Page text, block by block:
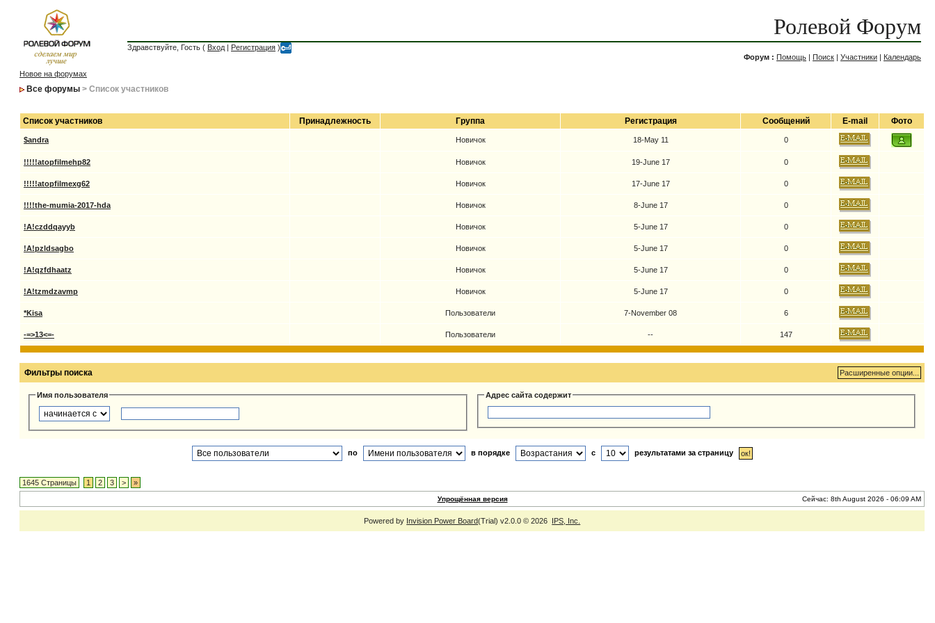
Ролевой Форум
Здравствуйте, Гость ( Вход | Регистрация )
Форум : Помощь | Поиск | Участники | Календарь
Новое на форумах
Все форумы > Список участников
Список участников Принадлежность Группа Регистрация Сообщений E-mail Фото
$andra Новичок 18-May 11 0
!!!!!atopfilmehp82 Новичок 19-June 17 0
!!!!!atopfilmexg62 Новичок 17-June 17 0
!!!!the-mumia-2017-hda Новичок 8-June 17 0
!A!czddqayyb Новичок 5-June 17 0
!A!pzldsagbo Новичок 5-June 17 0
!A!qzfdhaatz Новичок 5-June 17 0
!A!tzmdzavmp Новичок 5-June 17 0
*Kisa Пользователи 7-November 08 6
-=>13<=- Пользователи -- 147
Фильтры поиска
Имя пользователя Адрес сайта содержит
по в порядке с результатами за страницу
1645 Страницы 1 2 3 > »
Упрощённая версия Сейчас: 8th August 2026 - 06:09 AM
Powered by Invision Power Board(Trial) v2.0.0 © 2026 IPS, Inc.